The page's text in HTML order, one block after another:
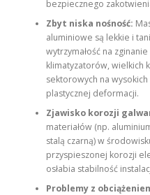
bezpiecznego
Zbyt niska nośność:
aluminiowe są lekkie i
wytrzymałość na
klimatyzatorów, wielkich
sektorowych na
plastycznej deformacji.
Zjawisko korozji
materiałów (np.
stalą czarną) w
przyspieszonej korozji
osłabia stabilność
Problemy z